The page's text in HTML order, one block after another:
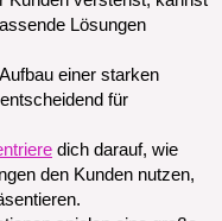
Lösungen
einer starken
für
dich darauf, wie
den Kunden nutzen,